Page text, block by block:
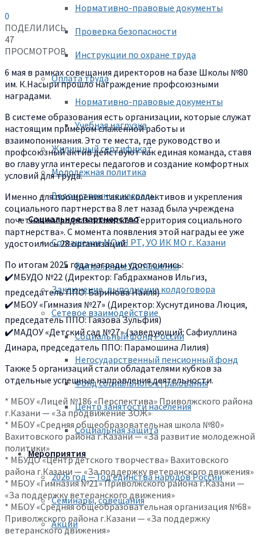
Нормативно-правовые документы
Проверка безопасности
Инструкции по охране труда
Оплата труда
Нормативно-правовые документы
Учебная нагрузка
Жилищный сертификат
Молодежная политика
Ведомственные награды
Социальное партнерство
Соглашение МОиН РТ, УО ИК МО г. Казани
Выполнение Соглашения
Заключение, выполнение колдоговора
Сетевое взаимодействие
Социальный фонд России
Негосударственный пенсионный фонд
Фонд социального страхования
Центр занятости населения
Социальная защита
Мероприятия
2026 год — Год единства народов России
Семинары, совещания
Акции
0
ПОДЕЛИЛИСЬ
47
ПРОСМОТРОВ
6 мая в рамках совещания директоров на базе Школы №80
им. К.Насыри прошло награждение профсоюзными
наградами.
В системе образования есть организации, которые служат
настоящим примером слаженной работы и
взаимопонимания. Это те места, где руководство и
профсоюзный актив действуют как единая команда, ставя
во главу угла интересы педагогов и создание комфортных
условий для труда.
Именно для поощрения таких коллективов и укрепления
социального партнерства 8 лет назад была учреждена
почетная наградная плакетка «Территория социального
партнерства». С момента появления этой награды ее уже
удостоились 28 организаций.
По итогам 2025 года награды удостоились:
✔️МБУДО №22 (Директор: Габдрахманов Ильгиз,
председатель ППО: Баринова Наиля)
✔️МБОУ «Гимназия №27» (Директор: Хуснутдинова Люция,
председатель ППО: Гаязова Зульфия)
✔️МАДОУ «Детский сад №27» (заведующий: Сафиуллина
Динара, председатель ППО: Парамошина Лилия)
Также 5 организаций стали обладателями кубков за
отдельные успешные направления деятельности.
* МБОУ «Лицей №186 «Перспектива» Приволжского района
г.Казани — «За продвижение ЗОЖ»
* МБОУ «Средняя общеобразовательная школа №80»
Вахитовского района г.Казани — «За развитие молодежной
политики»
* МБУДО «Центр детского творчества» Вахитовского
района г.Казани — «За поддержку ветеранского движения»
* МБОУ «Гимназия №21» Приволжского района г.Казани —
«За поддержку ветеранского движения»
* МБОУ «Средняя общеобразовательная организация №68»
Приволжского района г.Казани — «За поддержку
ветеранского движения»